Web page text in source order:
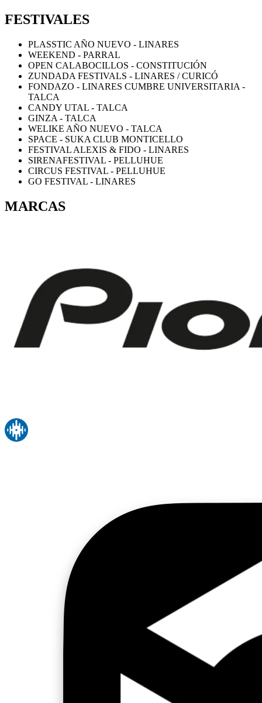
FESTIVALES
PLASSTIC AÑO NUEVO - LINARES
WEEKEND - PARRAL
OPEN CALABOCILLOS - CONSTITUCIÓN
ZUNDADA FESTIVALS - LINARES / CURICÓ
FONDAZO - LINARES CUMBRE UNIVERSITARIA -
TALCA
CANDY UTAL - TALCA
GINZA - TALCA
WELIKE AÑO NUEVO - TALCA
SPACE - SUKA CLUB MONTICELLO
FESTIVAL ALEXIS & FIDO - LINARES
SIRENAFESTIVAL - PELLUHUE
CIRCUS FESTIVAL - PELLUHUE
GO FESTIVAL - LINARES
MARCAS